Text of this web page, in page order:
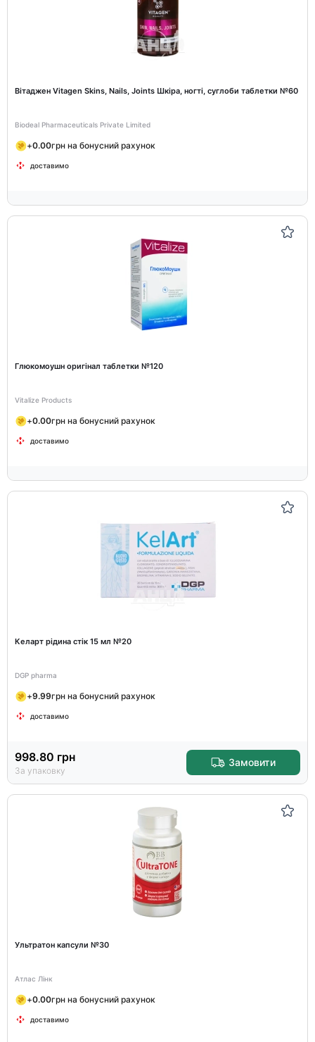
Вітаджен Vitagen Skins, Nails, Joints Шкіра, ногті, суглоби таблетки №60
Biodeal Pharmaceuticals Private Limited
+0.00грн на бонусний рахунок
доставимо
Глюкомоушн оригінал таблетки №120
Vitalize Products
+0.00грн на бонусний рахунок
доставимо
Келарт рідина стік 15 мл №20
DGP pharma
+9.99грн на бонусний рахунок
доставимо
998.80 грн
За упаковку
Замовити
Ультратон капсули №30
Атлас Лінк
+0.00грн на бонусний рахунок
доставимо